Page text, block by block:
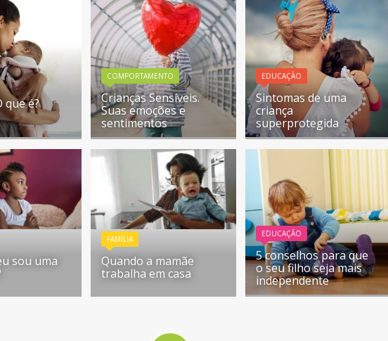
que é?
COMPORTAMENTO
Crianças Sensíveis.
Suas emoções e
sentimentos
EDUCAÇÃO
Sintomas de uma
criança
superprotegida
sou uma
FAMÍLIA
Quando a mamãe
trabalha em casa
EDUCAÇÃO
5 conselhos para que
o seu filho seja mais
independente